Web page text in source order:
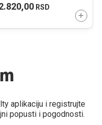
KORPU
RSD
aplikaciju i registrujte
popusti i pogodnosti.